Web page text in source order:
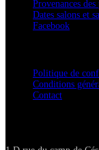
Provenances des
Dates salons et
Facebook
Politique de
Conditions
Contact